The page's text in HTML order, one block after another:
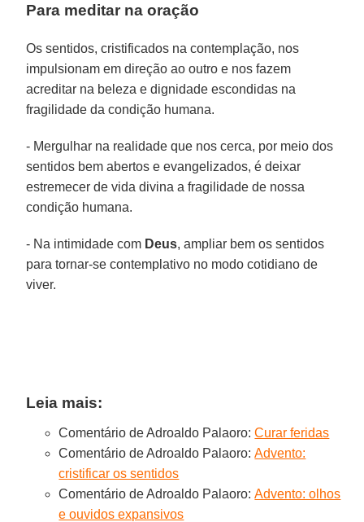
Para meditar na oração
Os sentidos, cristificados na contemplação, nos
impulsionam em direção ao outro e nos fazem
acreditar na beleza e dignidade escondidas na
fragilidade da condição humana.
- Mergulhar na realidade que nos cerca, por meio dos
sentidos bem abertos e evangelizados, é deixar
estremecer de vida divina a fragilidade de nossa
condição humana.
- Na intimidade com Deus, ampliar bem os sentidos
para tornar-se contemplativo no modo cotidiano de
viver.
Leia mais:
Comentário de Adroaldo Palaoro:Curar feridas
Comentário de Adroaldo Palaoro:Advento:
cristificar os sentidos
Comentário de Adroaldo Palaoro:Advento: olhos
e ouvidos expansivos